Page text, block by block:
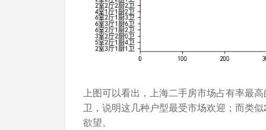
上图可以看出，上海二手房市场占有率最
卫，说明这几种户型最受市场欢迎；而类
欲望。